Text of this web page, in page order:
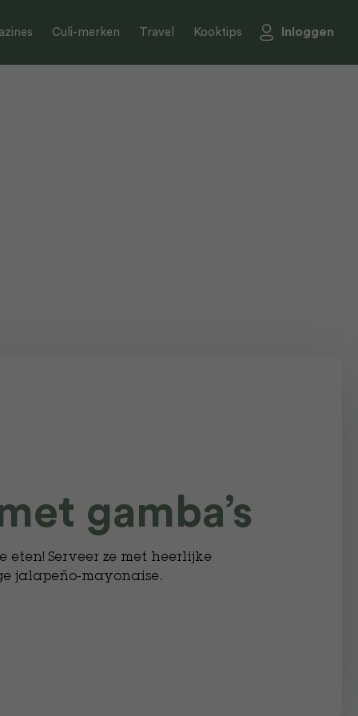
Culi-merken Travel Kooktips Inloggen
gamba’s
eten! Serveer ze met heerlijke
jalapeño-mayonaise.